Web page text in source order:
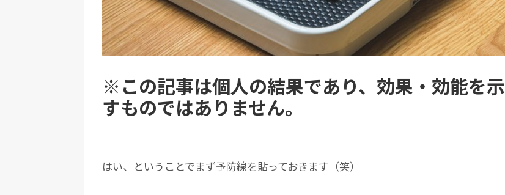
※この記事は個人の結果であり、効果・効能を示
すものではありません。
はい、ということでまず予防線を貼っておきます（笑）